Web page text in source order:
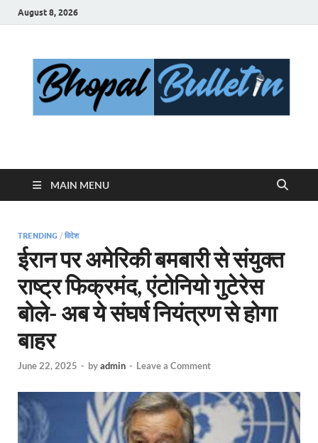
August 8, 2026
Bhopal Bulletin
MAIN MENU
TRENDING / विदेश
ईरान पर अमेरिकी बमबारी से संयुक्त
राष्ट्र फिक्रमंद, एंटोनियो गुटेरेस
बोले- अब ये संघर्ष नियंत्रण से होगा
बाहर
June 22, 2025 - byadmin - Leave a Comment